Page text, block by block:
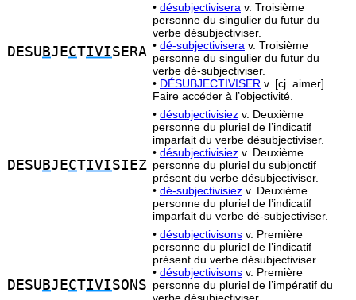
DESU BJECTIVISERA
• désubjectivisera v. Troisième
personne du singulier du futur du
verbe désubjectiviser.
• dé-subjectivisera v. Troisième
personne du singulier du futur du
verbe dé-subjectiviser.
• DÉSUBJECTIVISER v. [cj. aimer].
Faire accéder à l’objectivité.
DESU BJECTIVISIEZ
• désubjectivisiez v. Deuxième
personne du pluriel de l’indicatif
imparfait du verbe désubjectiviser.
• désubjectivisiez v. Deuxième
personne du pluriel du subjonctif
présent du verbe désubjectiviser.
• dé-subjectivisiez v. Deuxième
personne du pluriel de l’indicatif
imparfait du verbe dé-subjectiviser.
DESU BJECTIVISONS
• désubjectivisons v. Première
personne du pluriel de l’indicatif
présent du verbe désubjectiviser.
• désubjectivisons v. Première
personne du pluriel de l’impératif du